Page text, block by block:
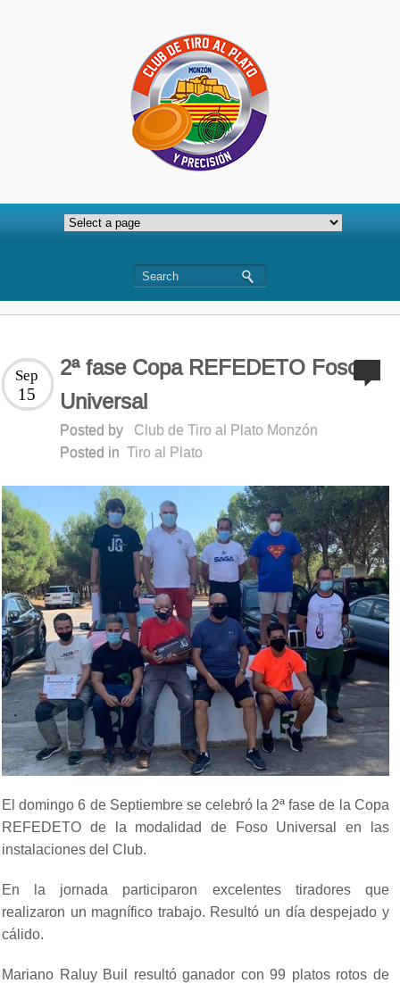
2ª fase Copa REFEDETO Foso
Universal
Sep
15
Posted by
Club de Tiro al Plato Monzón
Posted in Tiro al Plato
El domingo 6 de Septiembre se celebró la 2ª fase de la Copa
REFEDETO de la modalidad de Foso Universal en las
instalaciones del Club.
En la jornada participaron excelentes tiradores que
realizaron un magnífico trabajo. Resultó un día despejado y
cálido.
Mariano Raluy Buil resultó ganador con 99 platos rotos de